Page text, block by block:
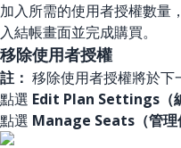
加入所需的使用者授權數量
入結帳畫面並完成購買。
移除使用者授權
註： 移除使用者授權將於下
點選 Edit Plan Settings（
點選 Manage Seats（管理